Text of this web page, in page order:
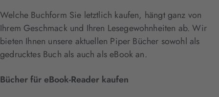
Welche Buchform Sie letztlich kaufen, hängt ganz von
Ihrem Geschmack und Ihren Lesegewohnheiten ab. Wir
bieten Ihnen unsere aktuellen Piper Bücher sowohl als
gedrucktes Buch als auch als eBook an.
Bücher für eBook-Reader kaufen